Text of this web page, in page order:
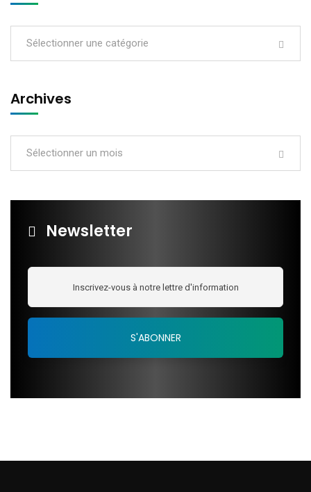
Sélectionner une catégorie
Archives
Sélectionner un mois
Newsletter